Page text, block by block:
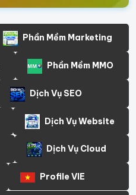
Phần Mềm Marketing
Phần Mềm MMO
Dịch Vụ SEO
Dịch Vụ Website
Dịch Vụ Cloud
Profile VIE